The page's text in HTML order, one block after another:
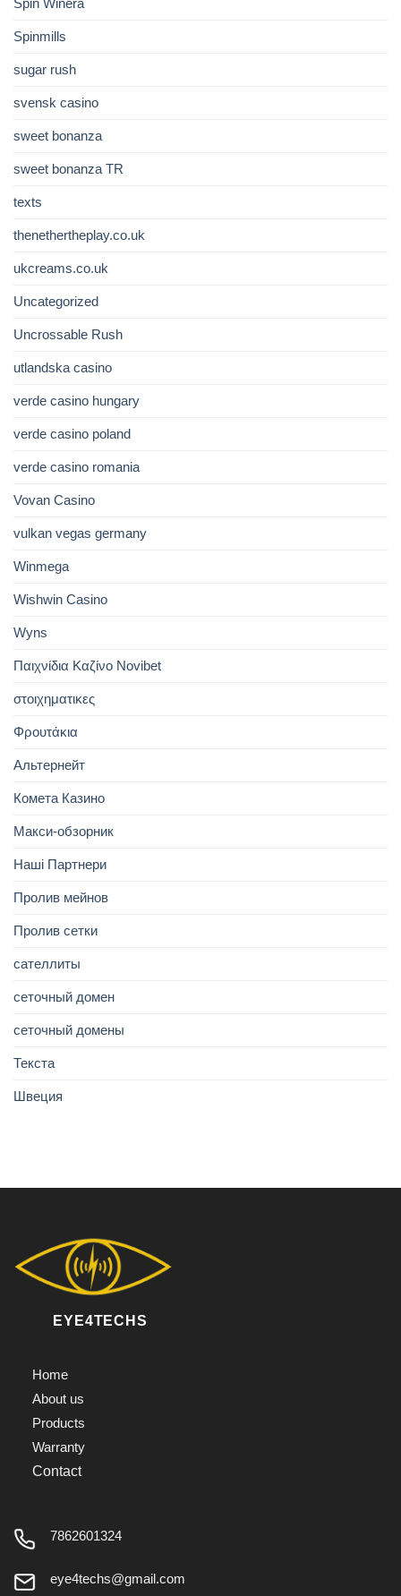
Spin Winera
Spinmills
sugar rush
svensk casino
sweet bonanza
sweet bonanza TR
texts
thenethertheplay.co.uk
ukcreams.co.uk
Uncategorized
Uncrossable Rush
utlandska casino
verde casino hungary
verde casino poland
verde casino romania
Vovan Casino
vulkan vegas germany
Winmega
Wishwin Casino
Wyns
Παιχνίδια Καζίνο Novibet
στοιχηματικες
Φρουτάκια
Альтернейт
Комета Казино
Макси-обзорник
Наші Партнери
Пролив мейнов
Пролив сетки
сателлиты
сеточный домен
сеточный домены
Текста
Швеция
EYE4TECHS
Home
About us
Products
Warranty
Contact
7862601324
eye4techs@gmail.com